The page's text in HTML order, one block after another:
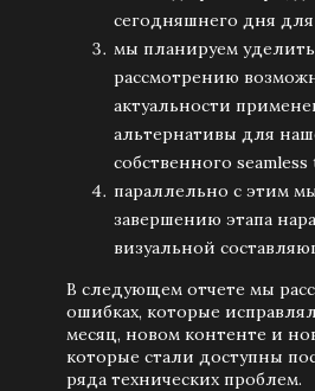
сегодняшнего дня для
мы планируем
рассмотрению
актуальности
альтернативы для
собственного seamless
параллельно с этим
завершению этапа
визуальной
В следующем отчете мы
ошибках, которые
месяц, новом контенте и
которые стали доступны
ряда технических проблем.